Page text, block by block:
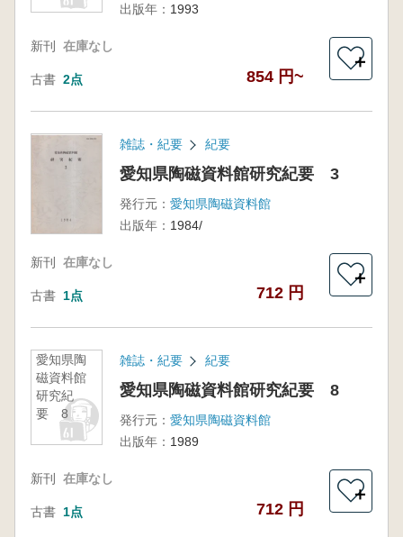
出版年： 1993
新刊 在庫なし
古書 2点 854 円~
＋
雑誌・紀要 紀要
愛知県陶磁資料館研究紀要 3
発行元： 愛知県陶磁資料館
出版年： 1984/
新刊 在庫なし
古書 1点 712 円
＋
愛知県陶
磁資料館
研究紀
要 8
雑誌・紀要 紀要
愛知県陶磁資料館研究紀要 8
発行元： 愛知県陶磁資料館
出版年： 1989
新刊 在庫なし
古書 1点 712 円
＋